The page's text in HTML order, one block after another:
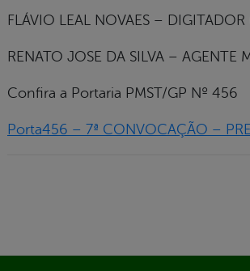
FLÁVIO LEAL NOVAES – DIGITADOR
RENATO JOSE DA SILVA – AGENTE
Confira a Portaria PMST/GP Nº 456
Porta456 – 7ª CONVOCAÇÃO –